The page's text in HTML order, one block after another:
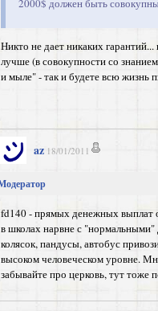
2000$ должен быть
Никто не дает никаких
лучше (в совокупности со
и мыле" - так и будете всю жизнь
az 18/01/2011
fd140 - прямых денежных выплат
в школах нарвне с "нормальными"
колясок, пандусы, автобус
высоком человеческом уровне.
забывайте про церковь, тут тоже